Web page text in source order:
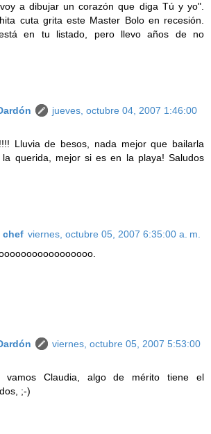
a dibujar un corazón que diga Tú y yo".
cuta grita este Master Bolo en recesión.
en tu listado, pero llevo años de no
jueves, octubre 04, 2007 1:46:00
Lluvia de besos, nada mejor que bailarla
la querida, mejor si es en la playa! Saludos
chef viernes, octubre 05, 2007 6:35:00 a. m.
viernes, octubre 05, 2007 5:53:00
vamos Claudia, algo de mérito tiene el
;-)